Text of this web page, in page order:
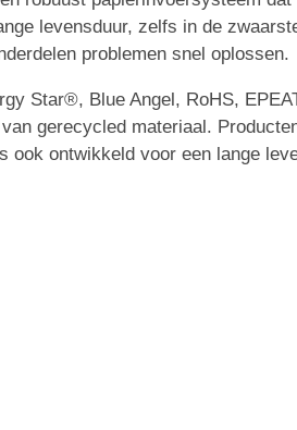
levensduur, zelfs in de
problemen snel oplossen.
Star®, Blue Angel, RoHS,
gerecycled materiaal.
ook ontwikkeld voor een lange